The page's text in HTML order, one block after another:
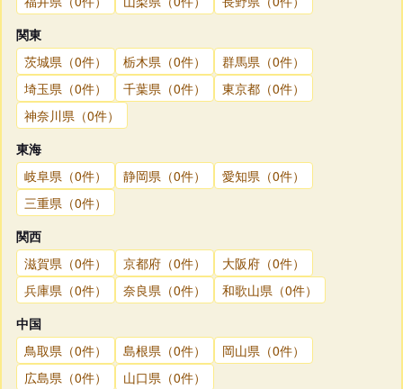
関東
茨城県（0件）
栃木県（0件）
群馬県（0件）
埼玉県（0件）
千葉県（0件）
東京都（0件）
神奈川県（0件）
東海
岐阜県（0件）
静岡県（0件）
愛知県（0件）
三重県（0件）
関西
滋賀県（0件）
京都府（0件）
大阪府（0件）
兵庫県（0件）
奈良県（0件）
和歌山県（0件）
中国
鳥取県（0件）
島根県（0件）
岡山県（0件）
広島県（0件）
山口県（0件）